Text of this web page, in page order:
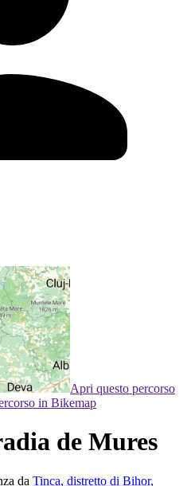
Apri questo percorso
in Bikemap
de Mures
da Tinca, distretto di Bihor,